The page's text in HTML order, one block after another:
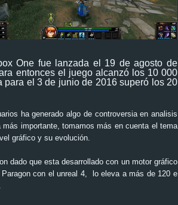
One fue lanzada el 19 de agosto de
entonces el juego alcanzó los 10 000
el 3 de junio de 2016 superó los 20
ha generado algo de controversia en analisis
importante, tomamos más en cuenta el tema
gráfico y su evolución.
dado que esta desarrollado con un motor gráfico
Paragoncon el unreal 4, lo eleva a más de 120 e